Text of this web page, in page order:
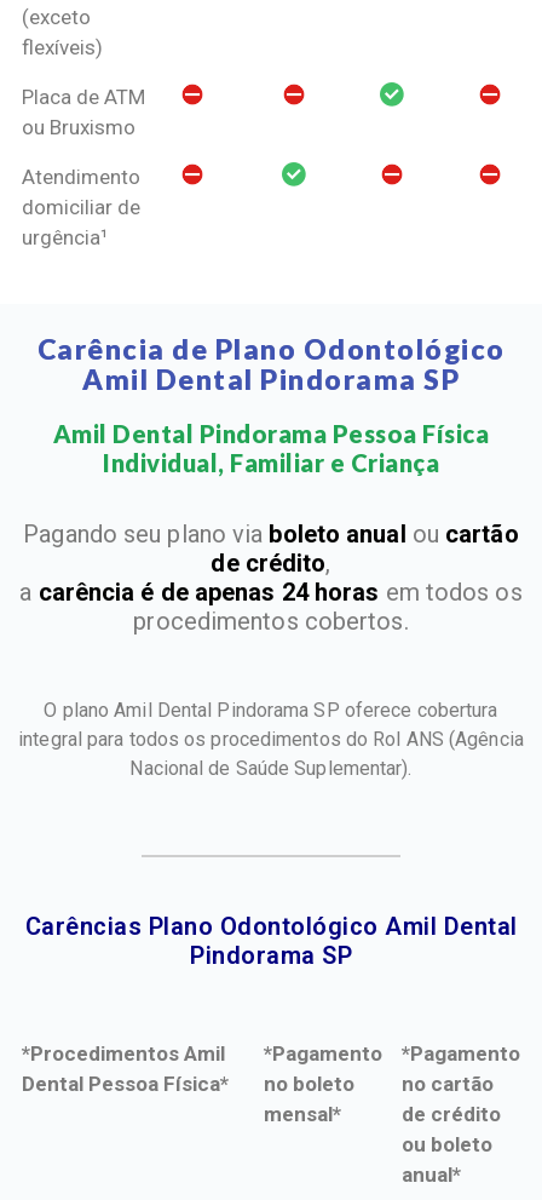
(exceto
flexíveis)
Placa de ATM
ou Bruxismo
Atendimento
domiciliar de
urgência¹
Carência de Plano Odontológico
Amil Dental Pindorama SP
Amil Dental Pindorama Pessoa Física
Individual, Familiar e Criança​
Pagando seu plano via boleto anual ou cartão
de crédito,
a carência é de apenas 24 horas em todos os
procedimentos cobertos.
O plano Amil Dental Pindorama SP oferece cobertura
integral para todos os procedimentos do Rol ANS (Agência
Nacional de Saúde Suplementar).
Carências Plano Odontológico Amil Dental
Pindorama SP​
*Procedimentos Amil
Dental Pessoa Física*
*Pagamento
no boleto
mensal*
*Pagamento
no cartão
de crédito
ou boleto
anual*